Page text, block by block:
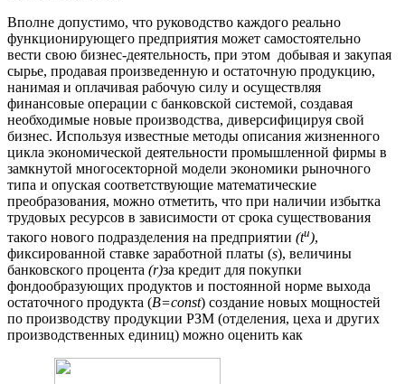
Вполне допустимо, что руководство каждого реально
функционирующего предприятия может самостоятельно
вести свою бизнес-деятельность, при этом добывая и закупая
сырье, продавая произведенную и остаточную продукцию,
нанимая и оплачивая рабочую силу и осуществляя
финансовые операции с банковской системой, создавая
необходимые новые производства, диверсифицируя свой
бизнес. Используя известные методы описания жизненного
цикла экономической деятельности промышленной фирмы в
замкнутой многосекторной модели экономики рыночного
типа и опуская соответствующие математические
преобразования, можно отметить, что при наличии избытка
трудовых ресурсов в зависимости от срока существования
такого нового подразделения на предприятии (tu),
фиксированной ставке заработной платы (s), величины
банковского процента (r)за кредит для покупки
фондообразующих продуктов и постоянной норме выхода
остаточного продукта (B=const) создание новых мощностей
по производству продукции РЗМ (отделения, цеха и других
производственных единиц) можно оценить как